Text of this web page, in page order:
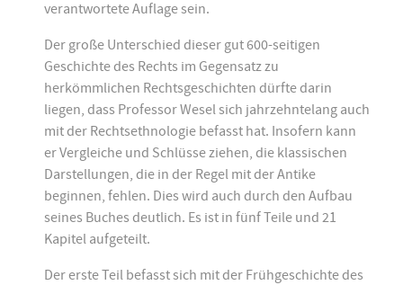
verantwortete Auflage sein.
Der große Unterschied dieser gut 600-seitigen
Geschichte des Rechts im Gegensatz zu
herkömmlichen Rechtsgeschichten dürfte darin
liegen, dass Professor Wesel sich jahrzehntelang auch
mit der Rechtsethnologie befasst hat. Insofern kann
er Vergleiche und Schlüsse ziehen, die klassischen
Darstellungen, die in der Regel mit der Antike
beginnen, fehlen. Dies wird auch durch den Aufbau
seines Buches deutlich. Es ist in fünf Teile und 21
Kapitel aufgeteilt.
Der erste Teil befasst sich mit der Frühgeschichte des